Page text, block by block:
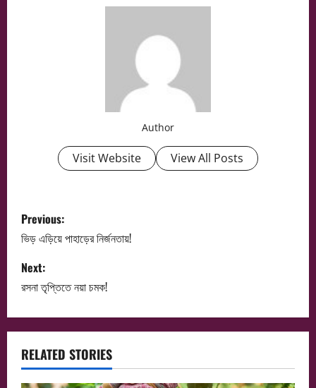
Author
Visit Website View All Posts
P
o
s
t
n
a
Previous:
ভিড় এড়িয়ে পাহাড়ের নির্জনতায়!
Next:
রসনা তৃপ্তিতে নয়া চমক!
RELATED STORIES